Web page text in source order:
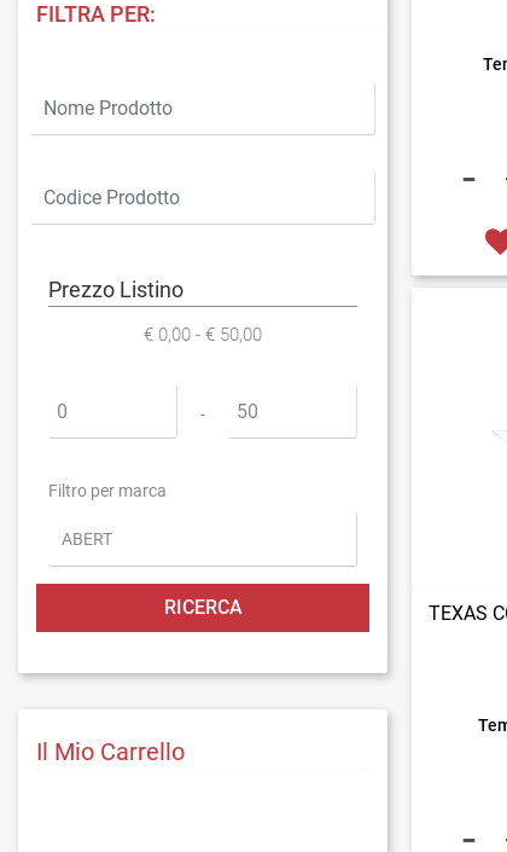
FILTRA PER:
Prezzo Listino
€ 0,00 - € 50,00
Prezzo minimo - Prezzo massimo
Filtro per marca
Il Mio Carrello
TEXAS